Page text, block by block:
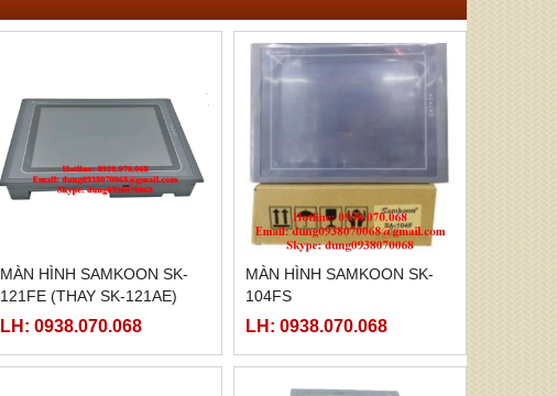
MÀN HÌNH SAMKOON SK-
121FE (THAY SK-121AE)
LH: 0938.070.068
MÀN HÌNH SAMKOON SK-
104FS
LH: 0938.070.068